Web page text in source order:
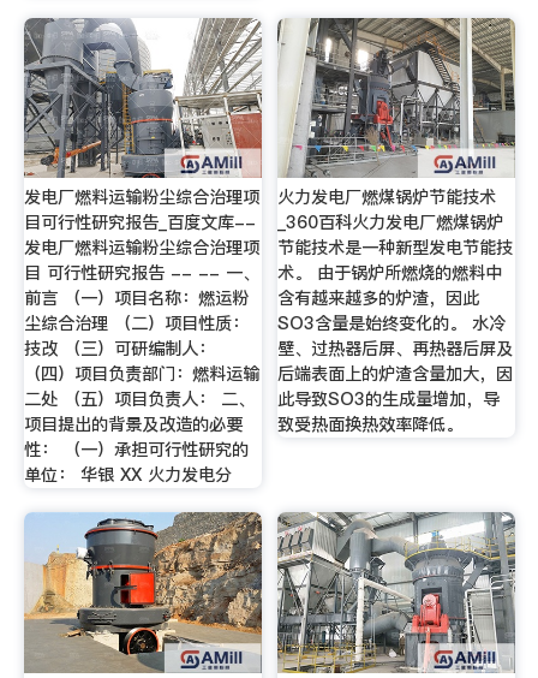
发电厂燃料运输粉尘综合治理项
目可行性研究报告_百度文库--
发电厂燃料运输粉尘综合治理项
目 可行性研究报告 -- -- 一、
前言 （一）项目名称：燃运粉
尘综合治理 （二）项目性质：
技改 （三）可研编制人：
（四）项目负责部门：燃料运输
二处 （五）项目负责人： 二、
项目提出的背景及改造的必要
性： （一）承担可行性研究的
单位： 华银 XX 火力发电分
火力发电厂燃煤锅炉节能技术
_360百科火力发电厂燃煤锅炉
节能技术是一种新型发电节能技
术。 由于锅炉所燃烧的燃料中
含有越来越多的炉渣，因此
SO3含量是始终变化的。 水冷
壁、过热器后屏、再热器后屏及
后端表面上的炉渣含量加大，因
此导致SO3的生成量增加，导
致受热面换热效率降低。